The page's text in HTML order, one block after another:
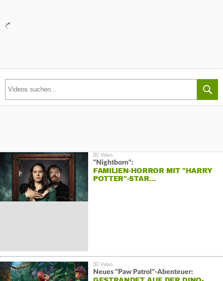
"Nightborn":
FAMILIEN-HORROR MIT "HARRY
POTTER"-STAR…
Neues "Paw Patrol"-Abenteuer: